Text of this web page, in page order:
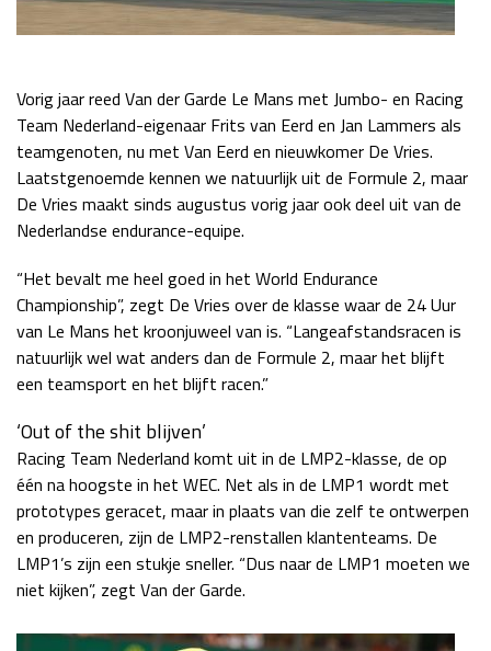
Vorig jaar reed Van der Garde Le Mans met Jumbo- en Racing
Team Nederland-eigenaar Frits van Eerd en Jan Lammers als
teamgenoten, nu met Van Eerd en nieuwkomer De Vries.
Laatstgenoemde kennen we natuurlijk uit de Formule 2, maar
De Vries maakt sinds augustus vorig jaar ook deel uit van de
Nederlandse endurance-equipe.
“Het bevalt me heel goed in het World Endurance
Championship”, zegt De Vries over de klasse waar de 24 Uur
van Le Mans het kroonjuweel van is. “Langeafstandsracen is
natuurlijk wel wat anders dan de Formule 2, maar het blijft
een teamsport en het blijft racen.”
‘Out of the shit blijven’
Racing Team Nederland komt uit in de LMP2-klasse, de op
één na hoogste in het WEC. Net als in de LMP1 wordt met
prototypes geracet, maar in plaats van die zelf te ontwerpen
en produceren, zijn de LMP2-renstallen klantenteams. De
LMP1’s zijn een stukje sneller. “Dus naar de LMP1 moeten we
niet kijken”, zegt Van der Garde.